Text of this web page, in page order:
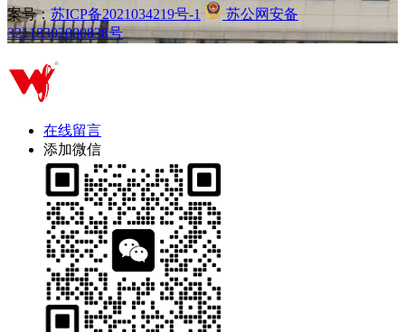
案号： 苏ICP备2021034219号-1
苏公网安备
32118302000838号
在线留言
添加微信